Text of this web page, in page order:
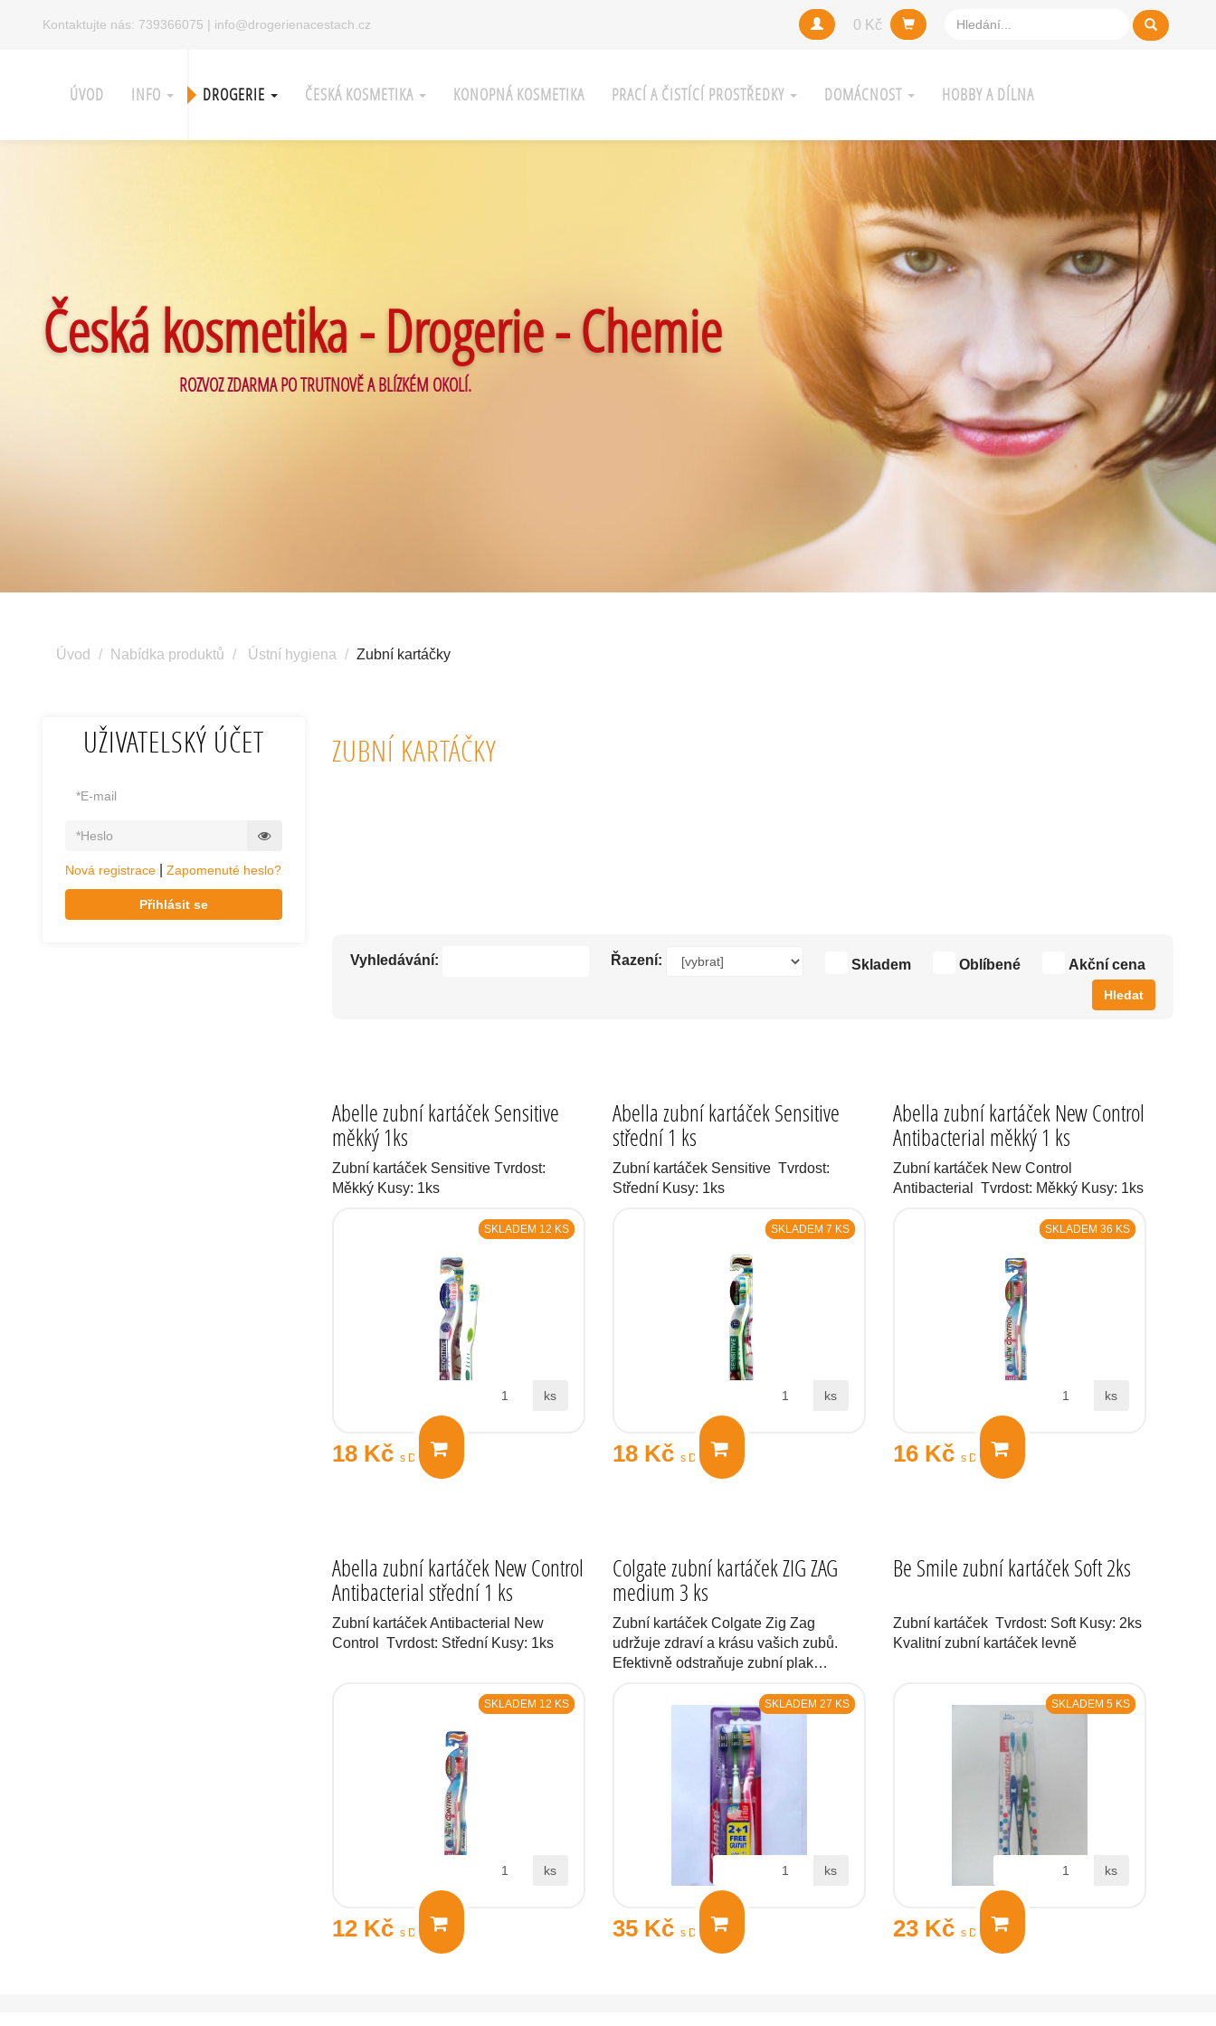
Kontaktujte nás: 739366075 | info@drogerienacestach.cz 0 Kč
ÚVOD INFO DROGERIE ČESKÁ KOSMETIKA KONOPNÁ KOSMETIKA PRACÍ A ČISTÍCÍ PROSTŘEDKY DOMÁCNOST HOBBY A DÍLNA
Česká kosmetika - Drogerie - Chemie
ROZVOZ ZDARMA PO TRUTNOVĚ A BLÍZKÉM OKOLÍ.
Úvod Nabídka produktů Ústní hygiena Zubní kartáčky
UŽIVATELSKÝ ÚČET
Nová registrace Zapomenuté heslo?
Přihlásit se
ZUBNÍ KARTÁČKY
Vyhledávání: Řazení: Skladem Oblíbené Akční cena
Hledat
Abelle zubní kartáček Sensitive
měkký 1ks
Zubní kartáček Sensitive Tvrdost:
Měkký Kusy: 1ks
SKLADEM 12 KS
18 Kč s DPH
ks
Abella zubní kartáček Sensitive
střední 1 ks
Zubní kartáček Sensitive Tvrdost:
Střední Kusy: 1ks
SKLADEM 7 KS
18 Kč s DPH
ks
Abella zubní kartáček New Control
Antibacterial měkký 1 ks
Zubní kartáček New Control
Antibacterial Tvrdost: Měkký Kusy: 1ks
SKLADEM 36 KS
16 Kč s DPH
ks
Abella zubní kartáček New Control
Antibacterial střední 1 ks
Zubní kartáček Antibacterial New
Control Tvrdost: Střední Kusy: 1ks
SKLADEM 12 KS
12 Kč s DPH
ks
Colgate zubní kartáček ZIG ZAG
medium 3 ks
Zubní kartáček Colgate Zig Zag
udržuje zdraví a krásu vašich zubů.
Efektivně odstraňuje zubní plak…
SKLADEM 27 KS
35 Kč s DPH
ks
Be Smile zubní kartáček Soft 2ks
Zubní kartáček Tvrdost: Soft Kusy: 2ks
Kvalitní zubní kartáček levně
SKLADEM 5 KS
23 Kč s DPH
ks